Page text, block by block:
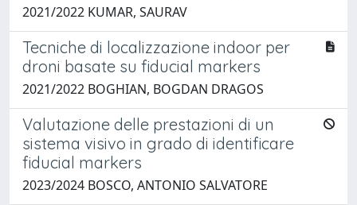
2021/2022 KUMAR, SAURAV
Tecniche di localizzazione indoor per
droni basate su fiducial markers
2021/2022 BOGHIAN, BOGDAN DRAGOS
Valutazione delle prestazioni di un
sistema visivo in grado di identificare
fiducial markers
2023/2024 BOSCO, ANTONIO SALVATORE